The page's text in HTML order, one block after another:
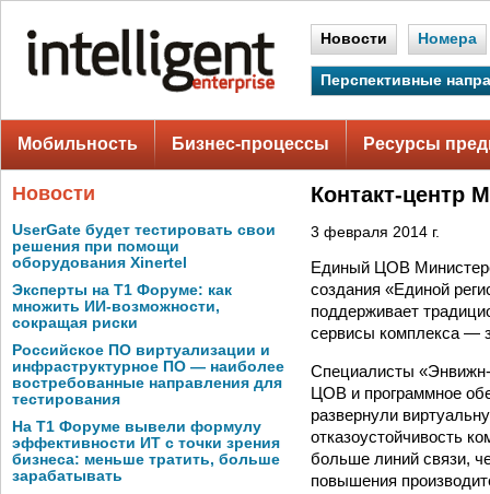
Новости Номера
Перспективные
Мобильность Бизнес-процессы Ресурсы
Новости
UserGate будет тестировать свои
решения при помощи
оборудования Xinertel
Эксперты на Т1 Форуме: как
множить ИИ-возможности,
сокращая риски
Российское ПО виртуализации и
инфраструктурное ПО — наиболее
востребованные направления для
тестирования
На Т1 Форуме вывели формулу
эффективности ИТ с точки зрения
бизнеса: меньше тратить, больше
зарабатывать
Контакт-центр
3 февраля 2014 г.
Единый ЦОВ
создания «Единой
поддерживает
сервисы комплекса —
Специалисты
ЦОВ и программное
развернули
отказоустойчивость
больше линий связи,
повышения